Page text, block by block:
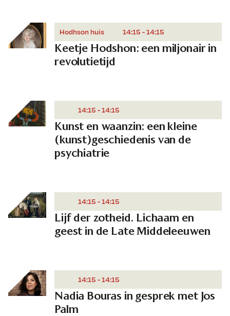
Hodhson huis 14:15 - 14:15
Keetje Hodshon: een miljonair in
revolutietijd
14:15 - 14:15
Kunst en waanzin: een kleine
(kunst)geschiedenis van de
psychiatrie
14:15 - 14:15
Lijf der zotheid. Lichaam en
geest in de Late Middeleeuwen
14:15 - 14:15
Nadia Bouras in gesprek met Jos
Palm